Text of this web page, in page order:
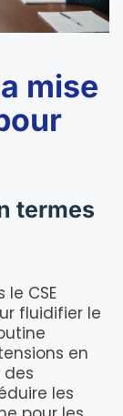
mise
termes
CSE
fluidifier le
en
des
les